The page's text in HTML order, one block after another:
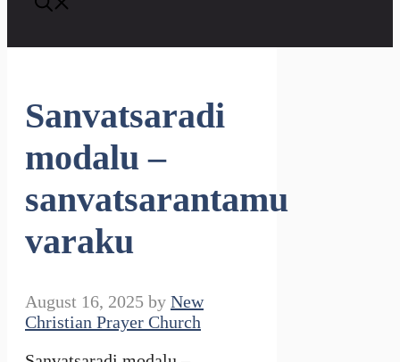
Sanvatsaradi
modalu –
sanvatsarantamu
varaku
August 16, 2025 by New
Christian Prayer Church